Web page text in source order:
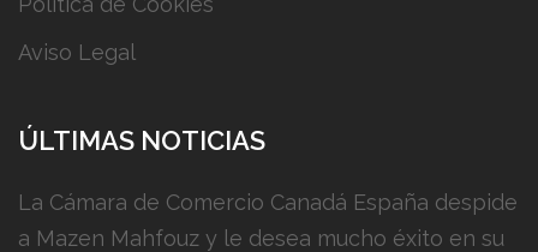
Aviso Legal
ÚLTIMAS NOTICIAS
La Cámara de Comercio Canadá España despide
a Mazen Mahfouz y le desea mucho éxito en su